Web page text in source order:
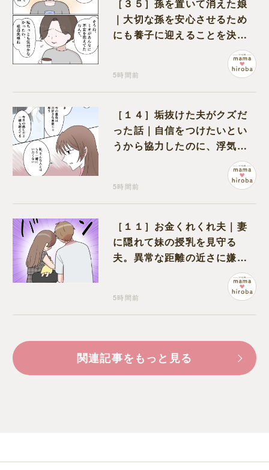
［３５］孫を置いて消えた娘
｜大切な孫を安心させるため
にも養子に迎えることを決心
5時間前
［１４］垢抜けた夫がクズだ
った話｜自信をつけたいとい
うから協力したのに、浮気と
5時間前
［１１］お金くれくれ夫｜妻
に隠れて妹の授乳を見守る
夫。異常な距離の近さに嫌悪
5時間前
関連記事をもっと見る